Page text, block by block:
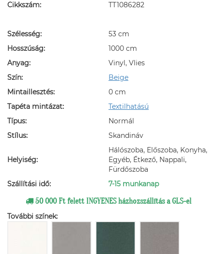
Cikkszám: TT1086282
Szélesség:
53 cm
Hosszúság:
1000 cm
Anyag:
Vinyl, Vlies
Szín:
Beige
Mintaillesztés:
0 cm
Tapéta mintázat:
Textilhatású
Típus:
Normál
Stílus:
Skandináv
Helyiség:
Hálószoba, Előszoba, Konyha,
Egyéb, Étkező, Nappali,
Fürdőszoba
Szállítási idő:
7-15 munkanap
50 000 Ft felett INGYENES házhozszállítás a GLS-el
További színek: